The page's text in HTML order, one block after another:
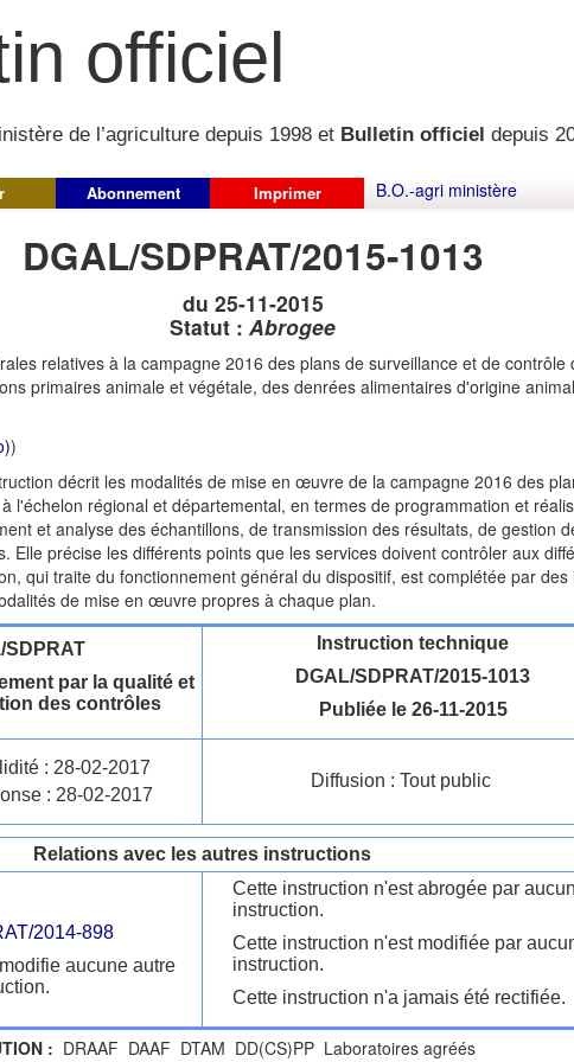
officiel
de l’agriculture depuis 1998 et Bulletin officiel depuis
Abonnement Imprimer B.O.-agri ministère
DGAL/SDPRAT/2015-1013
du 25-11-2015
Statut : Abrogee
relatives à la campagne 2016 des plans de surveillance et de contrôle
primaires animale et végétale, des denrées alimentaires d'origine
)
décrit les modalités de mise en œuvre de la campagne 2016 des
l'échelon régional et départemental, en termes de programmation et
et analyse des échantillons, de transmission des résultats, de gestion
Elle précise les différents points que les services doivent contrôler aux
qui traite du fonctionnement général du dispositif, est complétée par des
de mise en œuvre propres à chaque plan.
SDPRAT
par la qualité et
des contrôles
Instruction technique
DGAL/SDPRAT/2015-1013
Publiée le 26-11-2015
: 28-02-2017
: 28-02-2017
Diffusion : Tout public
Relations avec les autres instructions
2014-898
aucune autre
Cette instruction n'est abrogée par
instruction.
Cette instruction n'est modifiée par
instruction.
Cette instruction n'a jamais été rectifiée.
: DRAAF DAAF DTAM DD(CS)PP Laboratoires agréés